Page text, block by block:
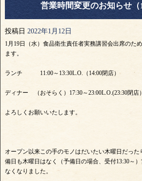
営業時間変更のお知らせ（
投稿日 2022年1月12日
1月19日（水）食品衛生責任者実務講習会出席のた
ます。
ランチ 11:00～13:30L.O.（14:00閉店）
ディナー （おそらく）17:30～23:00L.O.(23:30閉店）
よろしくお願いいたします。
オープン以来この手のモノはだいたい木曜日だっ
備日も木曜日はなく（予備日の場合、受付13:30～
なくなりました。